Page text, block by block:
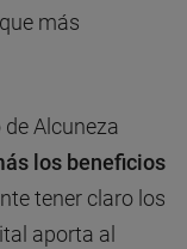
más
Alcuneza
los beneficios
tener claro los
aporta al